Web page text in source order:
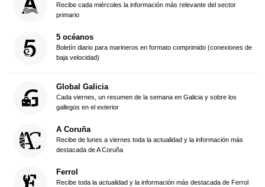
Recibe cada miércoles la información más relevante del sector
primario
5 océanos
Boletín diario para marineros en formato comprimido (conexiones de
baja velocidad)
Global Galicia
Cada viernes, un resumen de la semana en Galicia y sobre los
gallegos en el exterior
A Coruña
Recibe de lunes a viernes toda la actualidad y la información más
destacada de A Coruña
Ferrol
Recibe toda la actualidad y la información más destacada de Ferrol